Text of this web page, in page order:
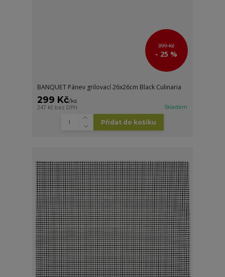
399 Kč
- 25 %
BANQUET Pánev grilovací 26x26cm Black Culinaria
299 Kč/ks
247 Kč bez DPH Skladem
Přidat do košíku